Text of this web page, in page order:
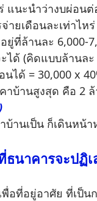
แนะนำว่างบผ่อน
ยเดือนละเท่าไหร่
ยู่ที่ล้านละ 6,000-
ด้ (คิดแบบล้านละ
ได้ = 30,000 x
าบ้านสูงสุด คือ 2
านเป็น ก็เดินหน้า
ธนาคารจะปฏิ
อยู่อาศัย ที่เป็นก